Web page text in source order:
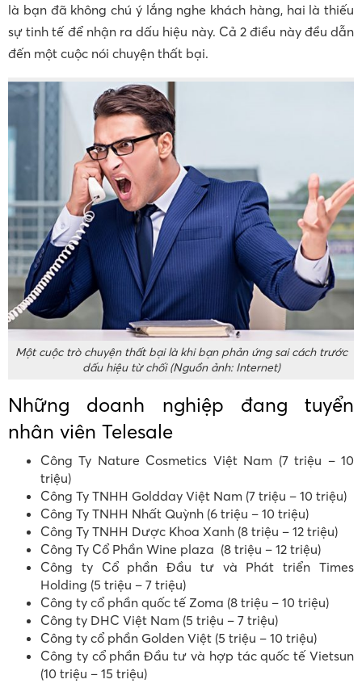
là bạn đã không chú ý lắng nghe khách hàng, hai là thiếu
sự tinh tế để nhận ra dấu hiệu này. Cả 2 điều này đều dẫn
đến một cuộc nói chuyện thất bại.
Một cuộc trò chuyện thất bại là khi bạn phản ứng sai cách trước
dấu hiệu từ chối (Nguồn ảnh: Internet)
Những doanh nghiệp đang tuyển
nhân viên Telesale
Công Ty Nature Cosmetics Việt Nam (7 triệu – 10
triệu)
Công Ty TNHH Goldday Việt Nam (7 triệu – 10 triệu)
Công Ty TNHH Nhất Quỳnh (6 triệu – 10 triệu)
Công Ty TNHH Dược Khoa Xanh (8 triệu – 12 triệu)
Công Ty Cổ Phần Wine plaza (8 triệu – 12 triệu)
Công ty Cổ phần Đầu tư và Phát triển Times
Holding (5 triệu – 7 triệu)
Công ty cổ phần quốc tế Zoma (8 triệu – 10 triệu)
Công ty DHC Việt Nam (5 triệu – 7 triệu)
Công ty cổ phần Golden Việt (5 triệu – 10 triệu)
Công ty cổ phần Đầu tư và hợp tác quốc tế Vietsun
(10 triệu – 15 triệu)